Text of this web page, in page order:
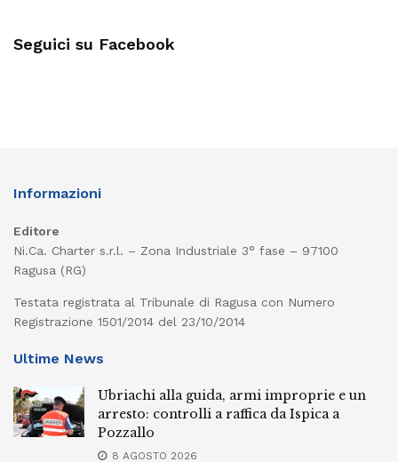
Seguici su Facebook
Informazioni
Editore
Ni.Ca. Charter s.r.l. – Zona Industriale 3° fase – 97100
Ragusa (RG)
Testata registrata al Tribunale di Ragusa con Numero
Registrazione 1501/2014 del 23/10/2014
Ultime News
Ubriachi alla guida, armi improprie e un
arresto: controlli a raffica da Ispica a
Pozzallo
8 AGOSTO 2026